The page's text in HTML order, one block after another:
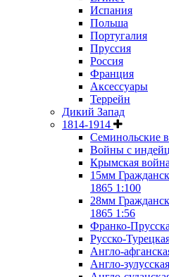
Испания
Польша
Португалия
Пруссия
Россия
Франция
Аксессуары
Террейн
Дикий Запад
1814-1914
Семинольские
Войны с
Крымская
15мм
1865 1:100
28мм
1865 1:56
Франко-
Русско-
Англо-
Англо-